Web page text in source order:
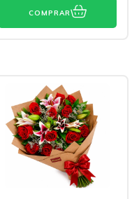
COMPRAR